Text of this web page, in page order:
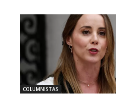
COLUMNISTAS